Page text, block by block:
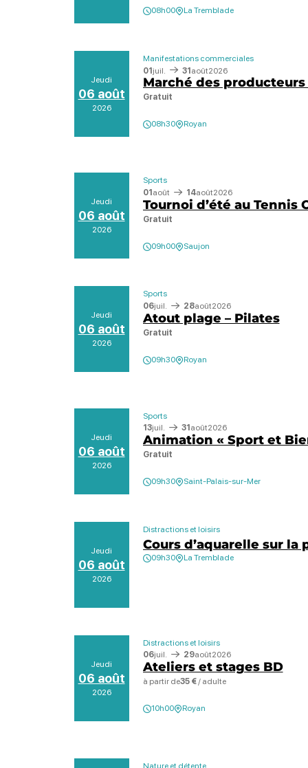
08h00 La Tremblade
Marché des
Gratuit
08h30 Royan
Manifestations commerciales
01juil. 31août2026
Jeudi
06 août
2026
Tournoi d’été au Tennis
Gratuit
09h00 Saujon
Sports
01 août 14août2026
Jeudi
06 août
2026
Atout plage – Pilates
Gratuit
09h30 Royan
Sports
06juil. 28août2026
Jeudi
06 août
2026
Animation « Sport et
Gratuit
09h30 Saint-Palais-sur-Mer
Sports
13juil. 31 août2026
Jeudi
06 août
2026
Cours d’aquarelle sur la
09h30 La Tremblade
Distractions et loisirs
Jeudi
06 août
2026
Ateliers et stages BD
à partir de35 €/ adulte
10h00 Royan
Distractions et loisirs
06juil. 29août2026
Jeudi
06 août
2026
Nature et détente